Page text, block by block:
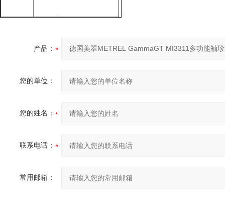
产品：
您的单位：
您的姓名：
联系电话：
常用邮箱：